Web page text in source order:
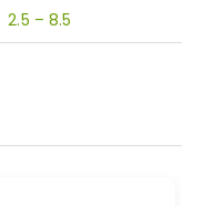
2.5 – 8.5